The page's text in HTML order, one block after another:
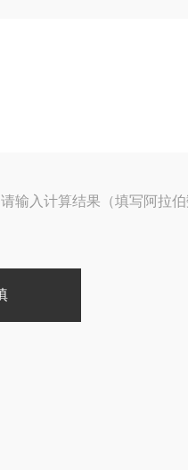
请输入计算结果（填写阿拉